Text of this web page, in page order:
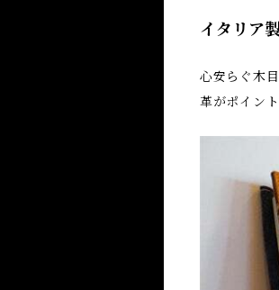
イタリア
心安らぐ木
革がポイン